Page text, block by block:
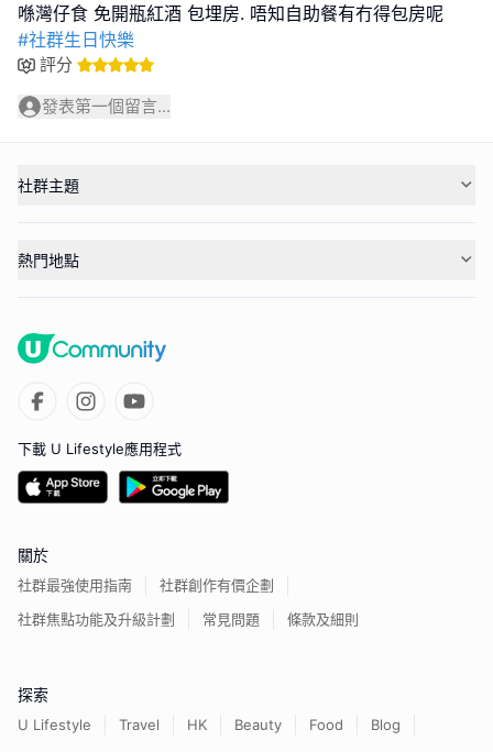
#社群生日快樂
評分
發表第一個留言...
社群主題
熱門地點
下載 U Lifestyle應用程式
關於
社群最強使用指南
社群創作有價企劃
社群焦點功能及升級計劃
常見問題 條款及細則
探索
U Lifestyle Travel HK Beauty Food
Blog